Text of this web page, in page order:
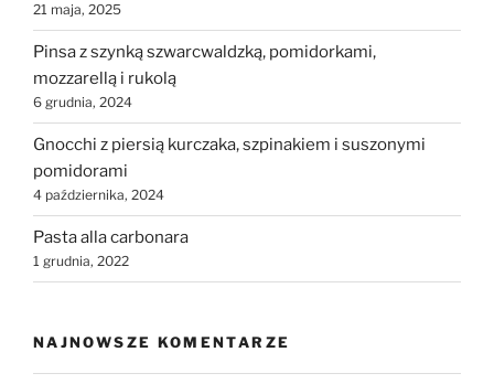
21 maja, 2025
Pinsa z szynką szwarcwaldzką, pomidorkami,
mozzarellą i rukolą
6 grudnia, 2024
Gnocchi z piersią kurczaka, szpinakiem i suszonymi
pomidorami
4 października, 2024
Pasta alla carbonara
1 grudnia, 2022
NAJNOWSZE KOMENTARZE